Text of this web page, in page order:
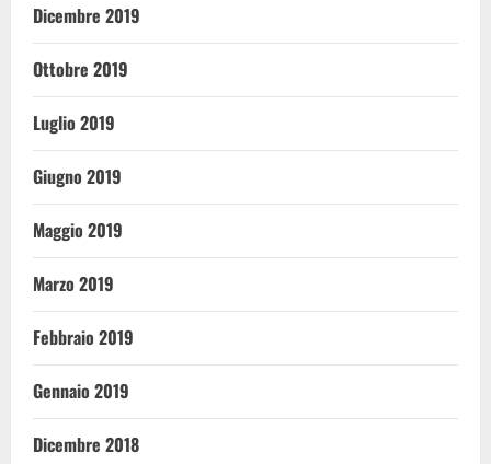
Dicembre 2019
Ottobre 2019
Luglio 2019
Giugno 2019
Maggio 2019
Marzo 2019
Febbraio 2019
Gennaio 2019
Dicembre 2018